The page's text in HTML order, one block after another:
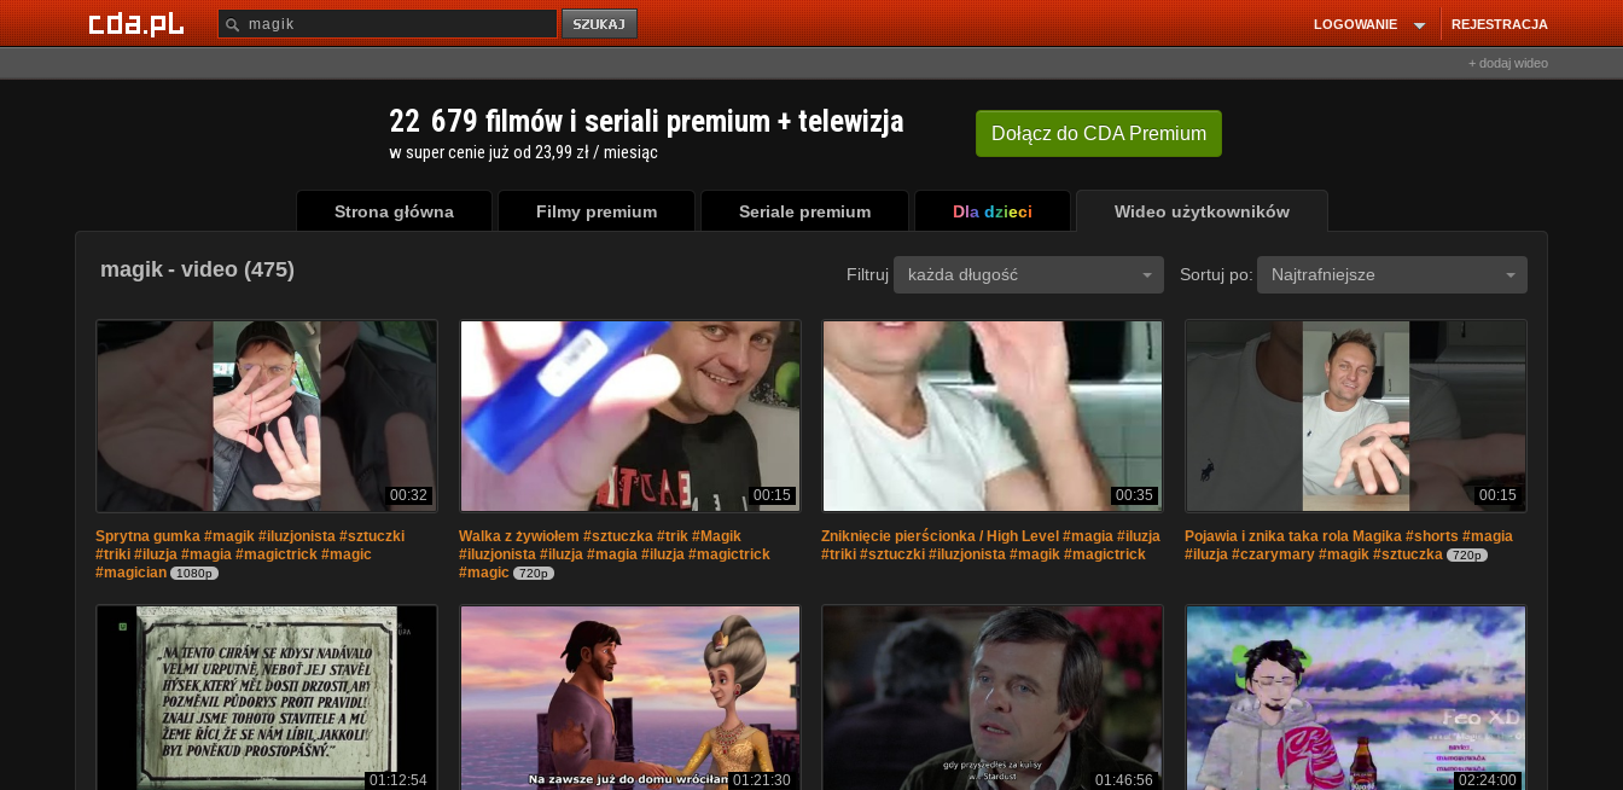
REJESTRACJA
LOGOWANIE
+ dodaj wideo
Dołącz do CDA Premium
22 679 filmów i seriali premium + telewizja
w super cenie już od 23,99 zł / miesiąc
Strona główna Filmy premium Seriale premium Dla dzieci Wideo użytkowników
magik - video (475) Filtruj każda długość Sortuj po: Najtrafniejsze
00:32
Sprytna gumka #magik #iluzjonista #sztuczki
#triki #iluzja #magia #magictrick #magic
#magician
1080p
00:15
Walka z żywiołem #sztuczka #trik #Magik
#iluzjonista #iluzja #magia #iluzja #magictrick
#magic
720p
00:35
Zniknięcie pierścionka / High Level #magia #iluzja
#triki #sztuczki #iluzjonista #magik #magictrick
00:15
Pojawia i znika taka rola Magika #shorts #magia
#iluzja #czarymary #magik #sztuczka
720p
01:12:54 01:21:30 01:46:56 02:24:00